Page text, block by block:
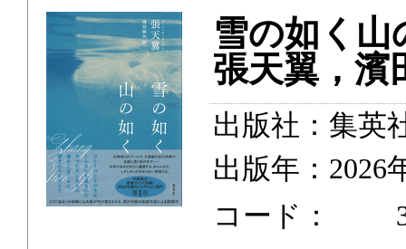
雪の如く山
張天翼，
出版社：集英
出版年：2026
コード：